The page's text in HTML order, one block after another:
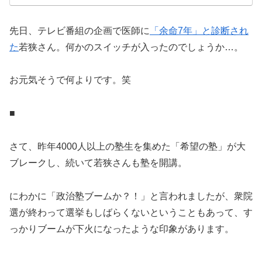
先日、テレビ番組の企画で医師に
「余命7年」と診断され
た若狭さん。何かのスイッチが入ったのでしょうか…。
お元気そうで何よりです。笑
■
さて、昨年4000人以上の塾生を集めた「希望の塾」が大
ブレークし、続いて若狭さんも塾を開講。
にわかに「政治塾ブームか？！」と言われましたが、衆院
選が終わって選挙もしばらくないということもあって、す
っかりブームが下火になったような印象があります。